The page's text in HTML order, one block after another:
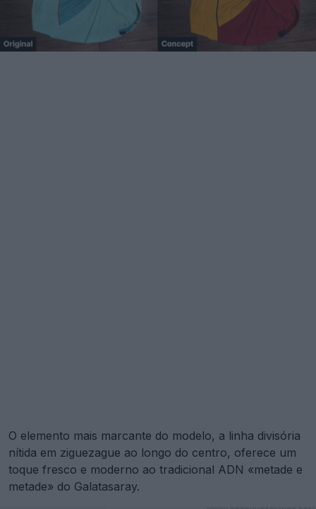
O elemento mais marcante do modelo, a linha divisória
nítida em ziguezague ao longo do centro, oferece um
toque fresco e moderno ao tradicional ADN «metade e
metade» do Galatasaray.